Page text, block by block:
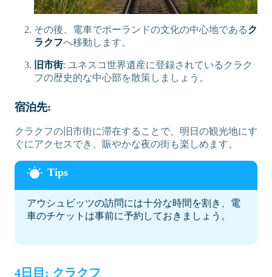
その後、電車でポーランドの文化の中心地であるク
ラクフへ移動します。
旧市街: ユネスコ世界遺産に登録されているクラク
フの歴史的な中心部を散策しましょう。
宿泊先:
クラクフの旧市街に滞在することで、明日の観光地にす
ぐにアクセスでき、賑やかな夜の街も楽しめます。
アウシュビッツの訪問には十分な時間を割き、電
車のチケットは事前に予約しておきましょう。
4日目: クラクフ